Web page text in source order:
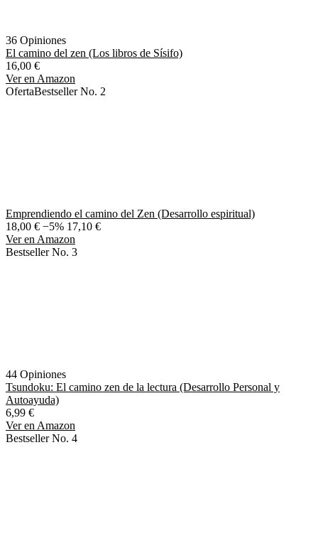
36 Opiniones
El camino del zen (Los libros de Sísifo)
16,00 €
Ver en Amazon
OfertaBestseller No. 2
Emprendiendo el camino del Zen (Desarrollo espiritual)
18,00 € −5% 17,10 €
Ver en Amazon
Bestseller No. 3
44 Opiniones
Tsundoku: El camino zen de la lectura (Desarrollo Personal y
Autoayuda)
6,99 €
Ver en Amazon
Bestseller No. 4